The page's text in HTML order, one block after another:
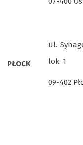
PŁOCK
ul.
lok. 1
09-402